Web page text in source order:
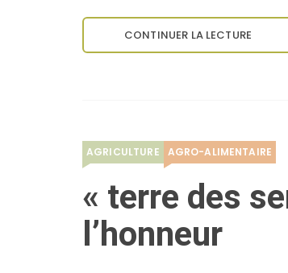
CONTINUER LA LECTURE
AGRICULTURE AGRO-ALIMENTAIRE
« terre des
l’honneur